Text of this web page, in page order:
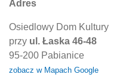
Adres
Osiedlowy Dom Kultury
przy ul. Łaska 46-48
95-200 Pabianice
zobacz w Mapach Google